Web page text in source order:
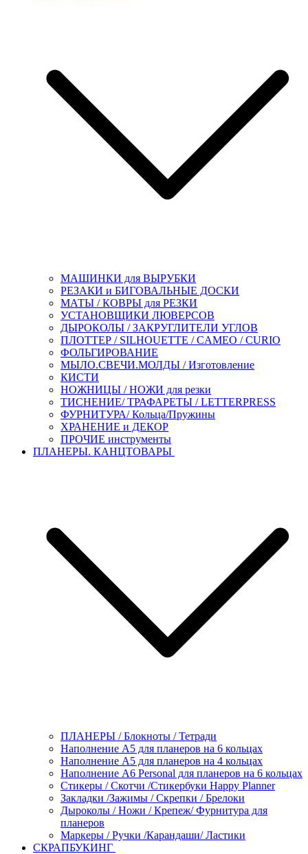
МАШИНКИ для ВЫРУБКИ
РЕЗАКИ и БИГОВАЛЬНЫЕ ДОСКИ
МАТЫ / КОВРЫ для РЕЗКИ
УСТАНОВЩИКИ ЛЮВЕРСОВ
ДЫРОКОЛЫ / ЗАКРУГЛИТЕЛИ УГЛОВ
ПЛОТТЕР / SILHOUETTE / CAMEO / CURIO
ФОЛЬГИРОВАНИЕ
МЫЛО.СВЕЧИ.МОЛДЫ / Изготовление
КИСТИ
НОЖНИЦЫ / НОЖИ для резки
ТИСНЕНИЕ/ ТРАФАРЕТЫ / LETTERPRESS
ФУРНИТУРА/ Кольца/Пружины
ХРАНЕНИЕ и ДЕКОР
ПРОЧИЕ инструменты
ПЛАНЕРЫ. КАНЦТОВАРЫ
ПЛАНЕРЫ / Блокноты / Тетради
Наполнение А5 для планеров на 6 кольцах
Наполнение А5 для планеров на 4 кольцах
Наполнение А6 Personal для планеров на 6 кольцах
Стикеры / Скотчи /Стикербуки Happy Planner
Закладки /Зажимы / Скрепки / Брелоки
Дыроколы / Ножи / Крепеж/ Фурнитура для
планеров
Маркеры / Ручки /Карандаши/ Ластики
СКРАПБУКИНГ